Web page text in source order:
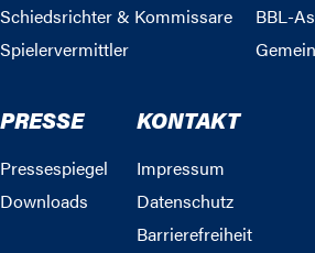
Schiedsrichter & Kommissare
Spielervermittler
BBL-
PRESSE
Pressespiegel
Downloads
KONTAKT
Impressum
Datenschutz
Barrierefreiheit